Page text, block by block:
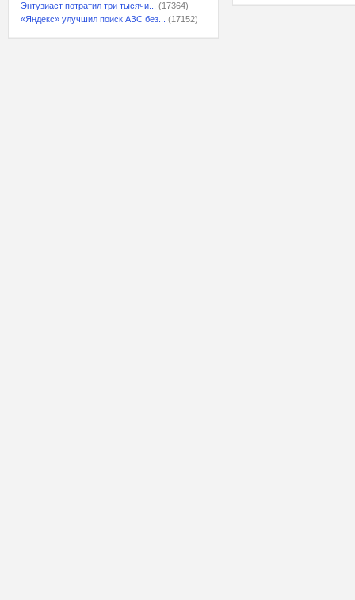
Энтузиаст потратил три тысячи...
(17364)
«Яндекс» улучшил поиск АЗС без...
(17152)